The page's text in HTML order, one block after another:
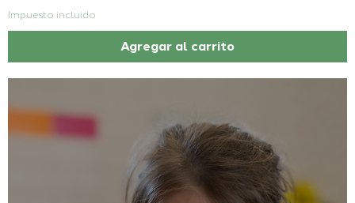
Impuesto incluido
Agregar al carrito